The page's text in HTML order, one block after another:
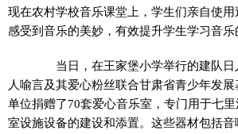
现在农村学校音乐课堂上，学生们亲自使
感受到音乐的美妙，有效提升学生学习音乐
当日，在王家堡小学举行的建队日
人喻言及其爱心粉丝联合甘肃省青少年发
单位捐赠了70套爱心音乐室，专门用于七
室设施设备的建设和添置。这些器材包括